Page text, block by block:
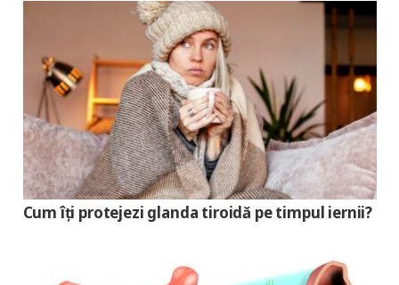
Cum îți protejezi glanda tiroidă pe timpul iernii?